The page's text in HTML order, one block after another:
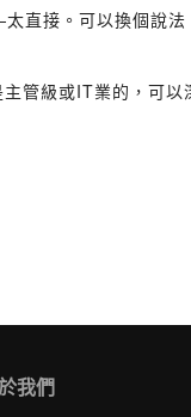
太直接。可以換個
級或IT業的，可
我們